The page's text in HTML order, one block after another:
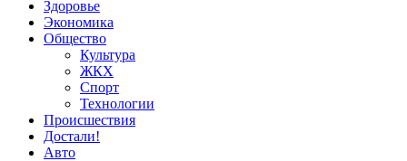
Здоровье
Экономика
Общество
Культура
ЖКХ
Спорт
Технологии
Происшествия
Достали!
Авто